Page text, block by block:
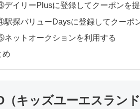
イリーPlusに登録してクーポンを
探バリューDaysに登録してクーポ
ットオークションを利用する
め
（キッズユーエスラン